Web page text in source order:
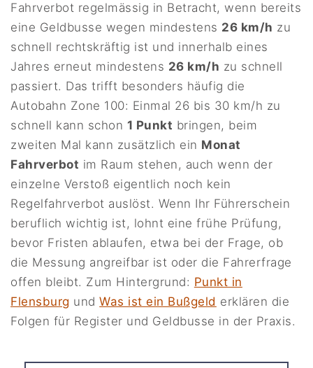
Fahrverbot regelmässig in Betracht, wenn bereits
eine Geldbusse wegen mindestens 26 km/h zu
schnell rechtskräftig ist und innerhalb eines
Jahres erneut mindestens 26 km/h zu schnell
passiert. Das trifft besonders häufig die
Autobahn Zone 100: Einmal 26 bis 30 km/h zu
schnell kann schon 1 Punkt bringen, beim
zweiten Mal kann zusätzlich ein Monat
Fahrverbot im Raum stehen, auch wenn der
einzelne Verstoß eigentlich noch kein
Regelfahrverbot auslöst. Wenn Ihr Führerschein
beruflich wichtig ist, lohnt eine frühe Prüfung,
bevor Fristen ablaufen, etwa bei der Frage, ob
die Messung angreifbar ist oder die Fahrerfrage
offen bleibt. Zum Hintergrund: Punkt in
Flensburg undWas ist ein Bußgeld erklären die
Folgen für Register und Geldbusse in der Praxis.